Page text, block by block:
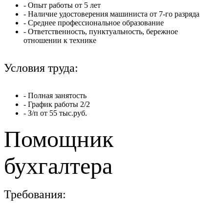
- Опыт работы от 5 лет
- Наличие удостоверения машиниста от 7-го разряда
- Среднее профессиональное образование
- Ответственность, пунктуальность, бережное
отношении к технике
Условия труда:
- Полная занятость
- График работы 2/2
- З/п от 55 тыс.руб.
Помощник
бухгалтера
Требования: